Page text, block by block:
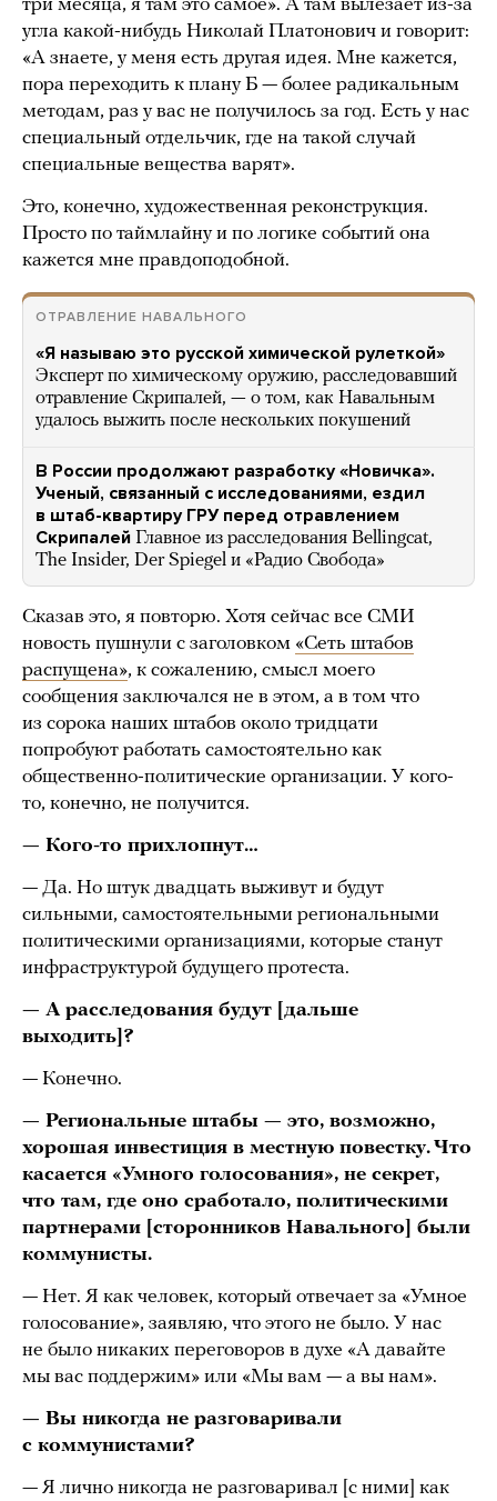
три месяца, я там это самое». А там вылезает из-за
угла какой-нибудь Николай Платонович и говорит:
«А знаете, у меня есть другая идея. Мне кажется,
пора переходить к плану Б — более радикальным
методам, раз у вас не получилось за год. Есть у нас
специальный отдельчик, где на такой случай
специальные вещества варят».
Это, конечно, художественная реконструкция.
Просто по таймлайну и по логике событий она
кажется мне правдоподобной.
ОТРАВЛЕНИЕ НАВАЛЬНОГО
«Я называю это русской химической рулеткой»
Эксперт по химическому оружию, расследовавший
отравление Скрипалей, — о том, как Навальным
удалось выжить после нескольких покушений
В России продолжают разработку «Новичка».
Ученый, связанный с исследованиями, ездил
в штаб-квартиру ГРУ перед отравлением
Скрипалей Главное из расследования Bellingcat,
The Insider, Der Spiegel и «Радио Свобода»
Сказав это, я повторю. Хотя сейчас все СМИ
новость пушнули с заголовком «Сеть штабов
распущена», к сожалению, смысл моего
сообщения заключался не в этом, а в том что
из сорока наших штабов около тридцати
попробуют работать самостоятельно как
общественно-политические организации. У кого-
то, конечно, не получится.
— Кого-то прихлопнут…
— Да. Но штук двадцать выживут и будут
сильными, самостоятельными региональными
политическими организациями, которые станут
инфраструктурой будущего протеста.
— А расследования будут [дальше
выходить]?
— Конечно.
— Региональные штабы — это, возможно,
хорошая инвестиция в местную повестку. Что
касается «Умного голосования», не секрет,
что там, где оно сработало, политическими
партнерами [сторонников Навального] были
коммунисты.
— Нет. Я как человек, который отвечает за «Умное
голосование», заявляю, что этого не было. У нас
не было никаких переговоров в духе «А давайте
мы вас поддержим» или «Мы вам — а вы нам».
— Вы никогда не разговаривали
с коммунистами?
— Я лично никогда не разговаривал [с ними] как